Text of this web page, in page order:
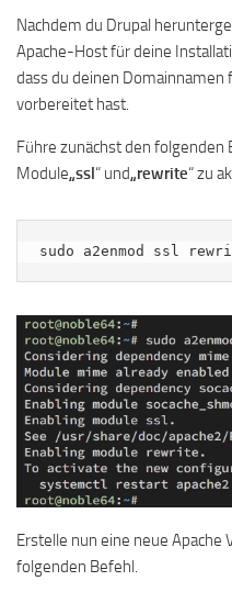
Nachdem du Drupal
Apache-Host für deine
dass du deinen
vorbereitet hast.
Führe zunächst den folgenden
Module„ssl“ und„rewrite“ zu
sudo a2enmod ssl
Erstelle nun eine neue
folgenden Befehl.